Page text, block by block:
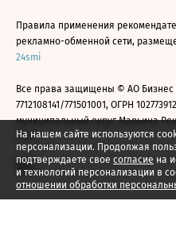
На нашем сайте используются
персонализации. Продолжая
подтверждаете свое согласие на
и технологий персонализации в
отношении обработки
Правила применения
рекламно-обменной сети,
24smi
Все права защищены © АО
7712108141/771501001, ОГРН
муниципальный округ Марьина
2026